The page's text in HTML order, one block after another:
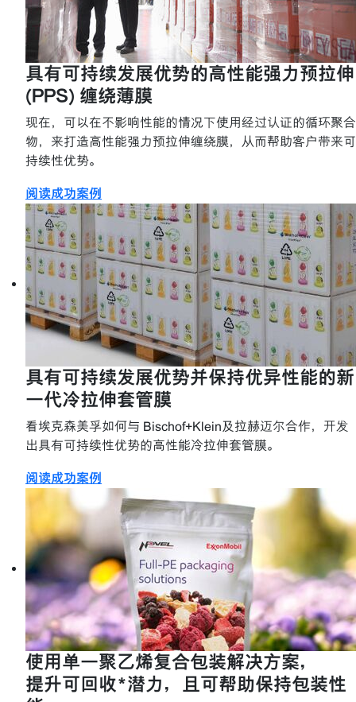
具有可持续发展优势的高性能强力预拉伸
(PPS) 缠绕薄膜
现在，可以在不影响性能的情况下使用经过认证的循环聚合
物，来打造高性能强力预拉伸缠绕膜，从而帮助客户带来可
持续性优势。
阅读成功案例
具有可持续发展优势并保持优异性能的新
一代冷拉伸套管膜
看埃克森美孚如何与 Bischof+Klein及拉赫迈尔合作，开发
出具有可持续性优势的高性能冷拉伸套管膜。
阅读成功案例
使用单一聚乙烯复合包装解决方案，
提升可回收*潜力，且可帮助保持包装性